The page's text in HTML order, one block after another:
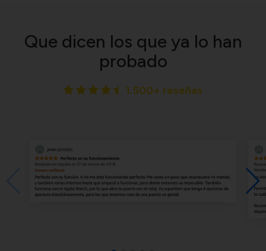
Que dicen los que ya lo han
probado
1.500+ reseñas